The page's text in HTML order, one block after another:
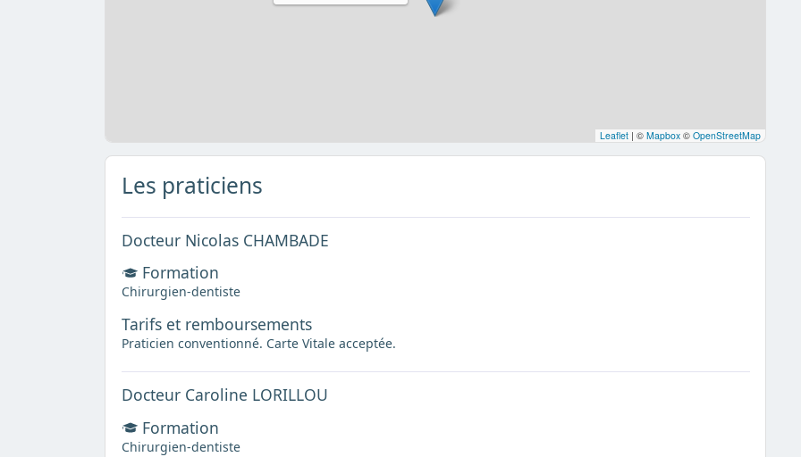
Leaflet | © Mapbox © OpenStreetMap
Les praticiens
Docteur Nicolas CHAMBADE
Formation
Chirurgien-dentiste
Tarifs et remboursements
Praticien conventionné. Carte Vitale acceptée.
Docteur Caroline LORILLOU
Formation
Chirurgien-dentiste